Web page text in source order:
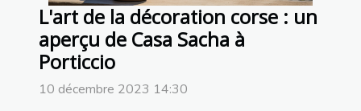
L'art de la décoration corse : un
aperçu de Casa Sacha à
Porticcio
10 décembre 2023 14:30